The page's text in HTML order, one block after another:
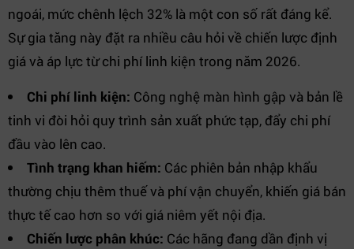
ngoái, mức chênh lệch 32% là một con số rất đáng kể.
Sự gia tăng này đặt ra nhiều câu hỏi về chiến lược định
giá và áp lực từ chi phí linh kiện trong năm 2026.
Chi phí linh kiện: Công nghệ màn hình gập và bản lề
tinh vi đòi hỏi quy trình sản xuất phức tạp, đẩy chi phí
đầu vào lên cao.
Tình trạng khan hiếm: Các phiên bản nhập khẩu
thường chịu thêm thuế và phí vận chuyển, khiến giá bán
thực tế cao hơn so với giá niêm yết nội địa.
Chiến lược phân khúc: Các hãng đang dần định vị